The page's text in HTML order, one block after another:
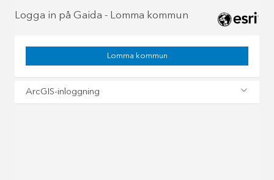
Logga in på Gaida - Lomma kommun
Lomma kommun
ArcGIS-inloggning